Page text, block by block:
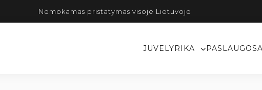
Nemokamas pristatymas visoje Lietuvoje
JUVELYRIKA PASLAUGOS